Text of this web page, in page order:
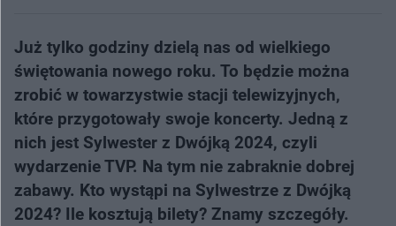
Już tylko godziny dzielą nas od wielkiego
świętowania nowego roku. To będzie można
zrobić w towarzystwie stacji telewizyjnych,
które przygotowały swoje koncerty. Jedną z
nich jest Sylwester z Dwójką 2024, czyli
wydarzenie TVP. Na tym nie zabraknie dobrej
zabawy. Kto wystąpi na Sylwestrze z Dwójką
2024? Ile kosztują bilety? Znamy szczegóły.